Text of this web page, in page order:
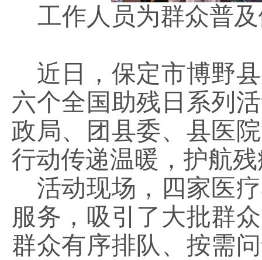
工作人员为群众普
近日，保定市博野
六个全国助残日系列
政局、团县委、县医
行动传递温暖，护航
活动现场，四家医
服务，吸引了大批群
群众有序排队、按需